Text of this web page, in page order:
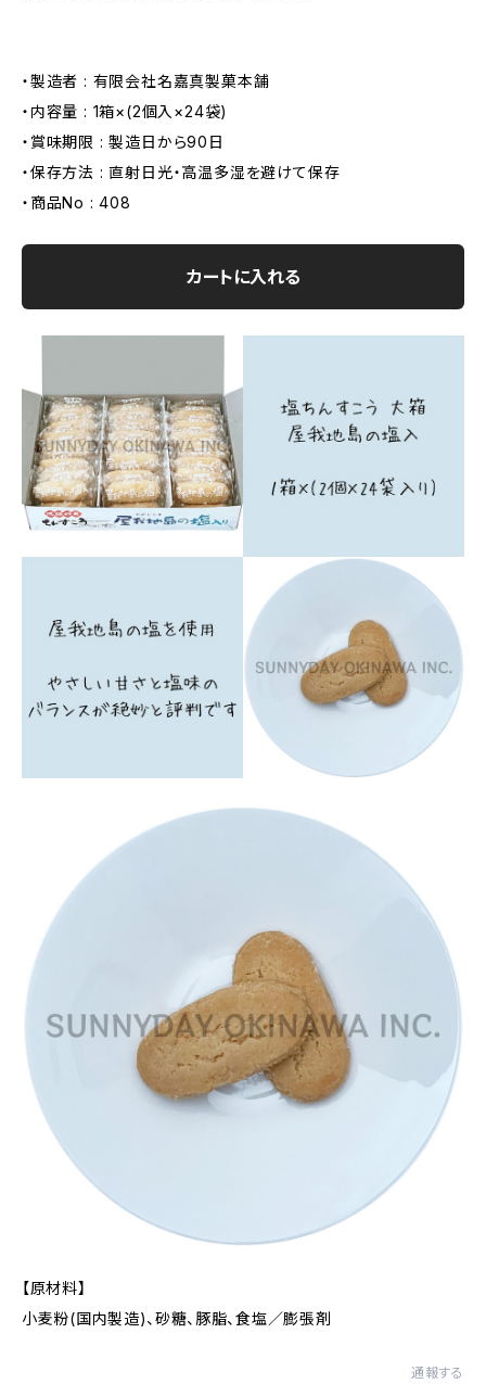
・製造者 : 有限会社名嘉真製菓本舗
・内容量 : 1箱×(2個入×24袋)
・賞味期限 : 製造日から90日
・保存方法 : 直射日光・高温多湿を避けて保存
・商品No : 408
カートに入れる
【原材料】
小麦粉(国内製造)、砂糖、豚脂、食塩／膨張剤
通報する